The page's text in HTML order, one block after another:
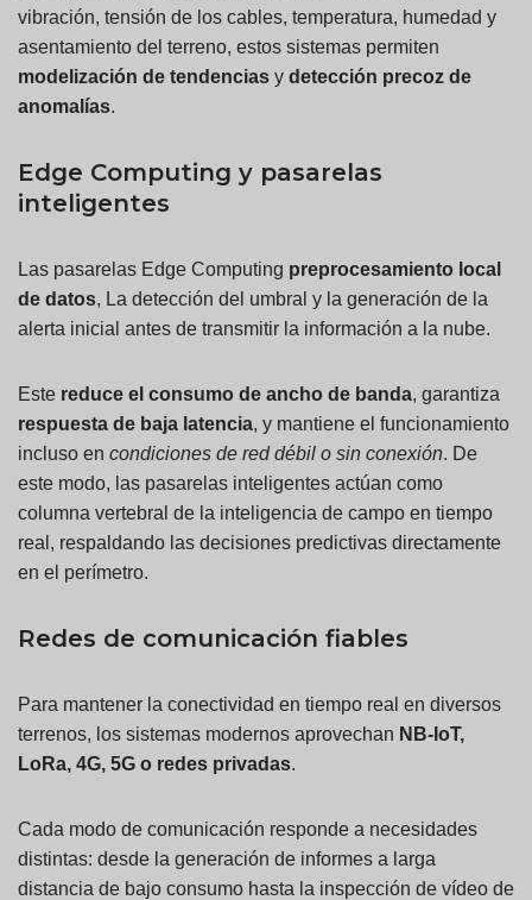
vibración, tensión de los cables, temperatura, humedad y
asentamiento del terreno, estos sistemas permiten
modelización de tendencias y detección precoz de
anomalías.
Edge Computing y pasarelas
inteligentes
Las pasarelas Edge Computing preprocesamiento local
de datos, La detección del umbral y la generación de la
alerta inicial antes de transmitir la información a la nube.
Este reduce el consumo de ancho de banda, garantiza
respuesta de baja latencia, y mantiene el funcionamiento
incluso en condiciones de red débil o sin conexión. De
este modo, las pasarelas inteligentes actúan como
columna vertebral de la inteligencia de campo en tiempo
real, respaldando las decisiones predictivas directamente
en el perímetro.
Redes de comunicación fiables
Para mantener la conectividad en tiempo real en diversos
terrenos, los sistemas modernos aprovechan NB-IoT,
LoRa, 4G, 5G o redes privadas.
Cada modo de comunicación responde a necesidades
distintas: desde la generación de informes a larga
distancia de bajo consumo hasta la inspección de vídeo de